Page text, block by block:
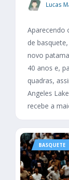
Lucas
Aparecendo
de
novo
40 anos e,
quadras,
Angeles
recebe a
BASQUETE